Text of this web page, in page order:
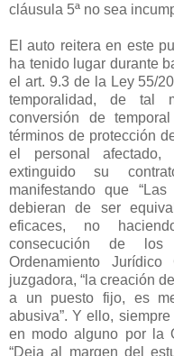
cláusula 5ª no sea
El auto reitera en este
ha tenido lugar durante
el art. 9.3 de la Ley 55/
temporalidad, de tal
conversión de
términos de protección
el personal
extinguido su
manifestando que
debieran de ser
eficaces, no
consecución de
Ordenamiento
juzgadora, “la creación
a un puesto fijo, es
abusiva”. Y ello,
en modo alguno por la
“Deja al margen del